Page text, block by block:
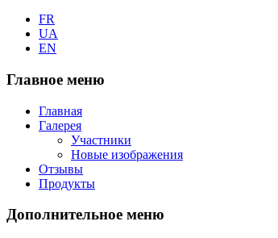
FR
UA
EN
Главное меню
Главная
Галерея
Участники
Новые изображения
Отзывы
Продукты
Дополнительное меню